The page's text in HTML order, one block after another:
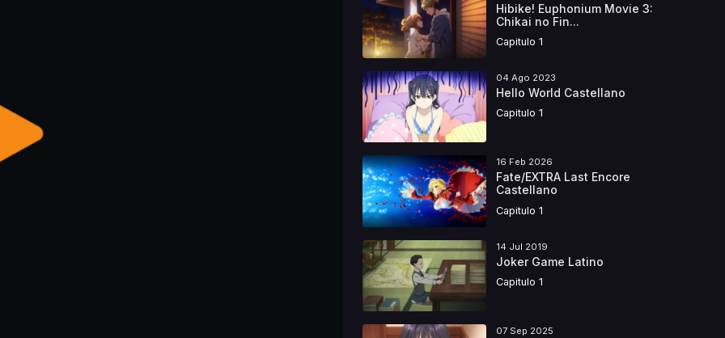
Hibike! Euphonium Movie 3:
Chikai no Fin...
Capitulo 1
04 Ago 2023
Hello World Castellano
Capitulo 1
16 Feb 2026
Fate/EXTRA Last Encore
Castellano
Capitulo 1
14 Jul 2019
Joker Game Latino
Capitulo 1
07 Sep 2025